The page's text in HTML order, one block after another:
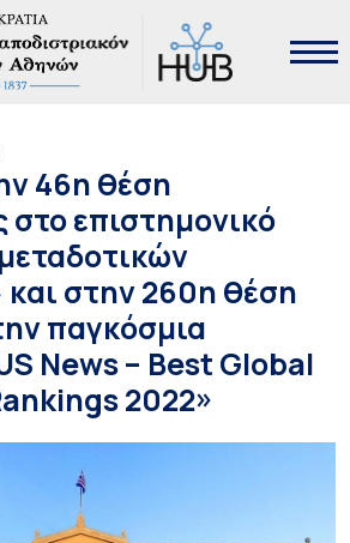
46η θέση
επιστημονικό
στην 260η θέση
παγκόσμια
News – Best Global
2022»